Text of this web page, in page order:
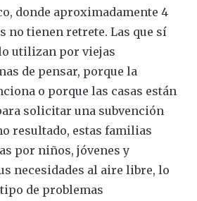
donde aproximadamente 4
no tienen retrete. Las que sí
utilizan por viejas
de pensar, porque la
o porque las casas están
solicitar una subvención
resultado, estas familias
por niños, jóvenes y
necesidades al aire libre, lo
de problemas